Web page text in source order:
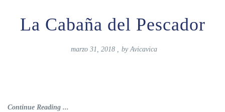
La Cabaña del Pescador
marzo 31, 2018 , by Avicavica
Continue Reading ...